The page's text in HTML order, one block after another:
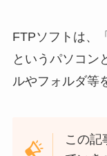
FTPソフトは、「
というパソコン
ルやフォルダ等
この記